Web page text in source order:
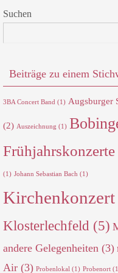
Suchen
Beiträge zu einem
3BA Concert Band (1) Augsburger
(2) Auszeichnung (1)
Frühjahrskonzerte
(1) Johann Sebastian Bach (1)
Kirchenkonzert
Klosterlechfeld (5)
andere Gelegenheiten (3)
Air (3) Probenlokal (1) Probenort